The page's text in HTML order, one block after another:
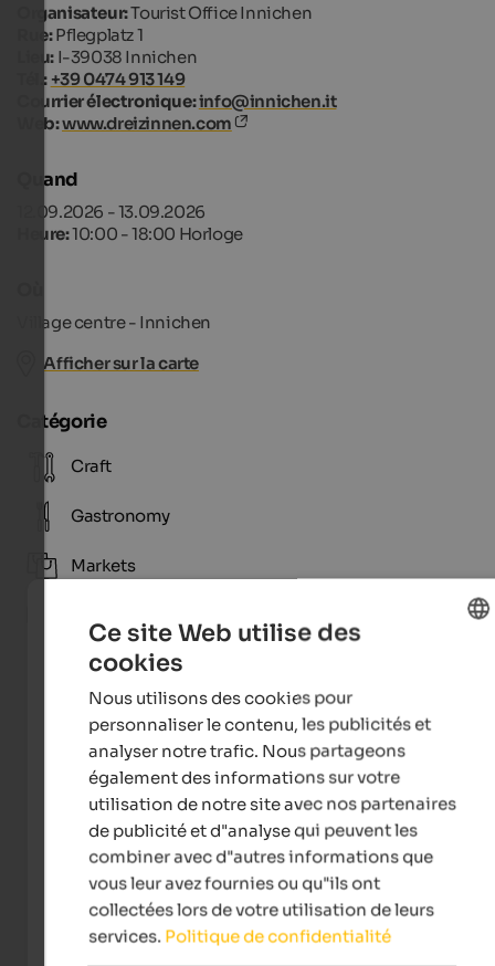
Organisateur:Tourist Office Innichen
Rue:Pflegplatz 1
Lieu: I-39038 Innichen
Tél.: +39 0474 913 149
Courrier électronique:info@innichen.it
Web:www.dreizinnen.com
Quand
12.09.2026 - 13.09.2026
Heure:10:00 - 18:00 Horloge
Village centre - Innichen
Afficher sur la carte
Catégorie
Craft
Gastronomy
Markets
Tourismusverein Innichen
Ce site Web utilise des
cookies
Nous utilisons des cookies pour
personnaliser le contenu, les publicités et
analyser notre trafic. Nous partageons
également des informations sur votre
utilisation de notre site avec nos partenaires
de publicité et d"analyse qui peuvent les
combiner avec d"autres informations que
vous leur avez fournies ou qu"ils ont
collectées lors de votre utilisation de leurs
services. Politique de confidentialité